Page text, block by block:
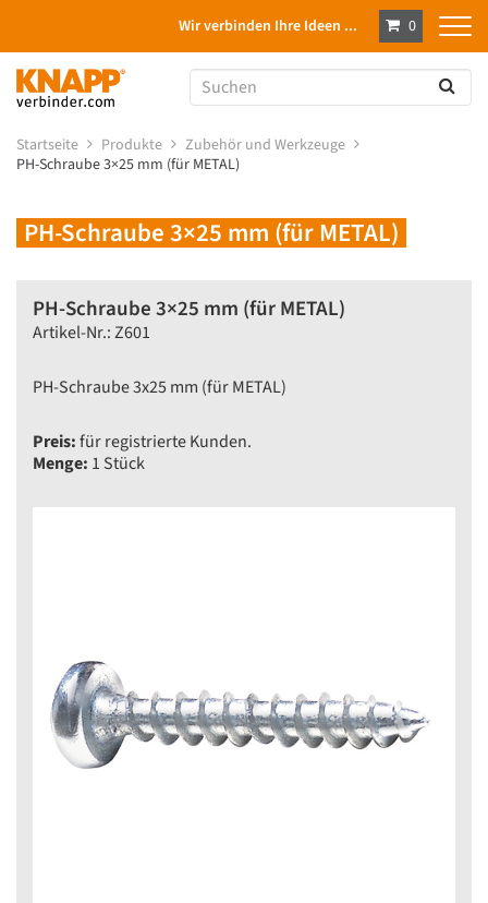
Wir verbinden Ihre Ideen ... 0
Startseite Produkte
Zubehör und Werkzeuge
PH-Schraube 3×25 mm (für METAL)
PH-Schraube 3×25 mm (für METAL)
PH-Schraube 3×25 mm (für METAL)
Artikel-Nr.: Z601
PH-Schraube 3x25 mm (für METAL)
Preis:für registrierte Kunden.
Menge: 1 Stück